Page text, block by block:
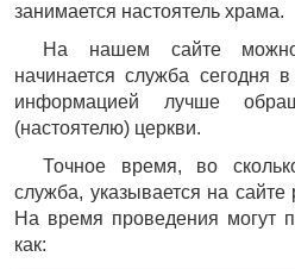
занимается настоятель храма.
На нашем сайте
начинается служба сегодня
информацией лучше
(настоятелю) церкви.
Точное время, во
служба, указывается на сайте
На время проведения могут
как: